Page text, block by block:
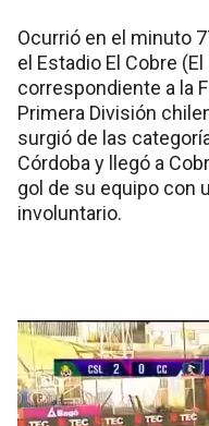
Ocurrió en el minuto
el Estadio El Cobre
correspondiente a la
Primera División
surgió de las
Córdoba y llegó a
gol de su equipo con
involuntario.